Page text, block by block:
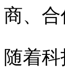
商、
随着